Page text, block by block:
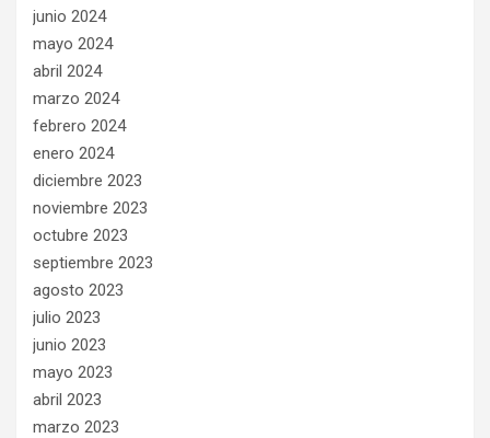
junio 2024
mayo 2024
abril 2024
marzo 2024
febrero 2024
enero 2024
diciembre 2023
noviembre 2023
octubre 2023
septiembre 2023
agosto 2023
julio 2023
junio 2023
mayo 2023
abril 2023
marzo 2023